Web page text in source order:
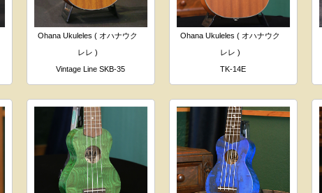
Ohana Ukuleles ( オハナウク
レレ )
Vintage Line SKB-35
Ohana Ukuleles ( オハナウク
レレ )
TK-14E